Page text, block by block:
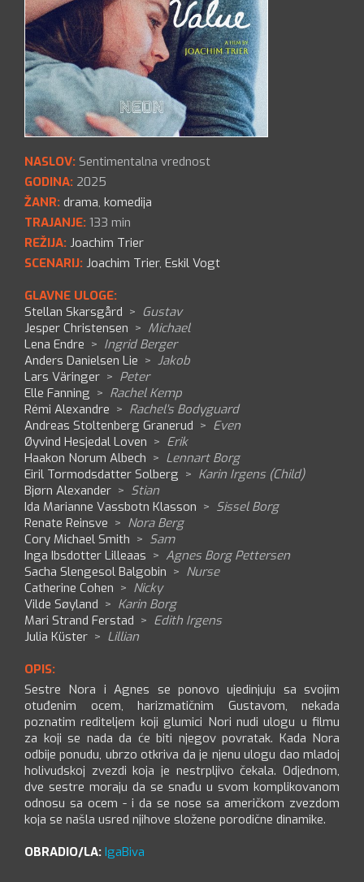
NASLOV: Sentimentalna vrednost
GODINA: 2025
ŽANR: drama, komedija
TRAJANJE: 133 min
REŽIJA: Joachim Trier
SCENARIJ: Joachim Trier, Eskil Vogt
GLAVNE ULOGE:
Stellan Skarsgård > Gustav
Jesper Christensen > Michael
Lena Endre > Ingrid Berger
Anders Danielsen Lie > Jakob
Lars Väringer > Peter
Elle Fanning > Rachel Kemp
Rémi Alexandre > Rachel's Bodyguard
Andreas Stoltenberg Granerud > Even
Øyvind Hesjedal Loven > Erik
Haakon Norum Albech > Lennart Borg
Eiril Tormodsdatter Solberg > Karin Irgens (Child)
Bjørn Alexander > Stian
Ida Marianne Vassbotn Klasson > Sissel Borg
Renate Reinsve > Nora Berg
Cory Michael Smith > Sam
Inga Ibsdotter Lilleaas > Agnes Borg Pettersen
Sacha Slengesol Balgobin > Nurse
Catherine Cohen > Nicky
Vilde Søyland > Karin Borg
Mari Strand Ferstad > Edith Irgens
Julia Küster > Lillian
OPIS:
Sestre Nora i Agnes se ponovo ujedinjuju sa svojim
otuđenim ocem, harizmatičnim Gustavom, nekada
poznatim rediteljem koji glumici Nori nudi ulogu u filmu
za koji se nada da će biti njegov povratak. Kada Nora
odbije ponudu, ubrzo otkriva da je njenu ulogu dao mladoj
holivudskoj zvezdi koja je nestrpljivo čekala. Odjednom,
dve sestre moraju da se snađu u svom komplikovanom
odnosu sa ocem - i da se nose sa američkom zvezdom
koja se našla usred njihove složene porodične dinamike.
OBRADIO/LA: IgaBiva